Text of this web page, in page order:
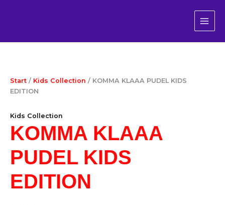
Start / Kids Collection / KOMMA KLAAA PUDEL KIDS
EDITION
Kids Collection
KOMMA KLAAA
PUDEL KIDS
EDITION
EDITION